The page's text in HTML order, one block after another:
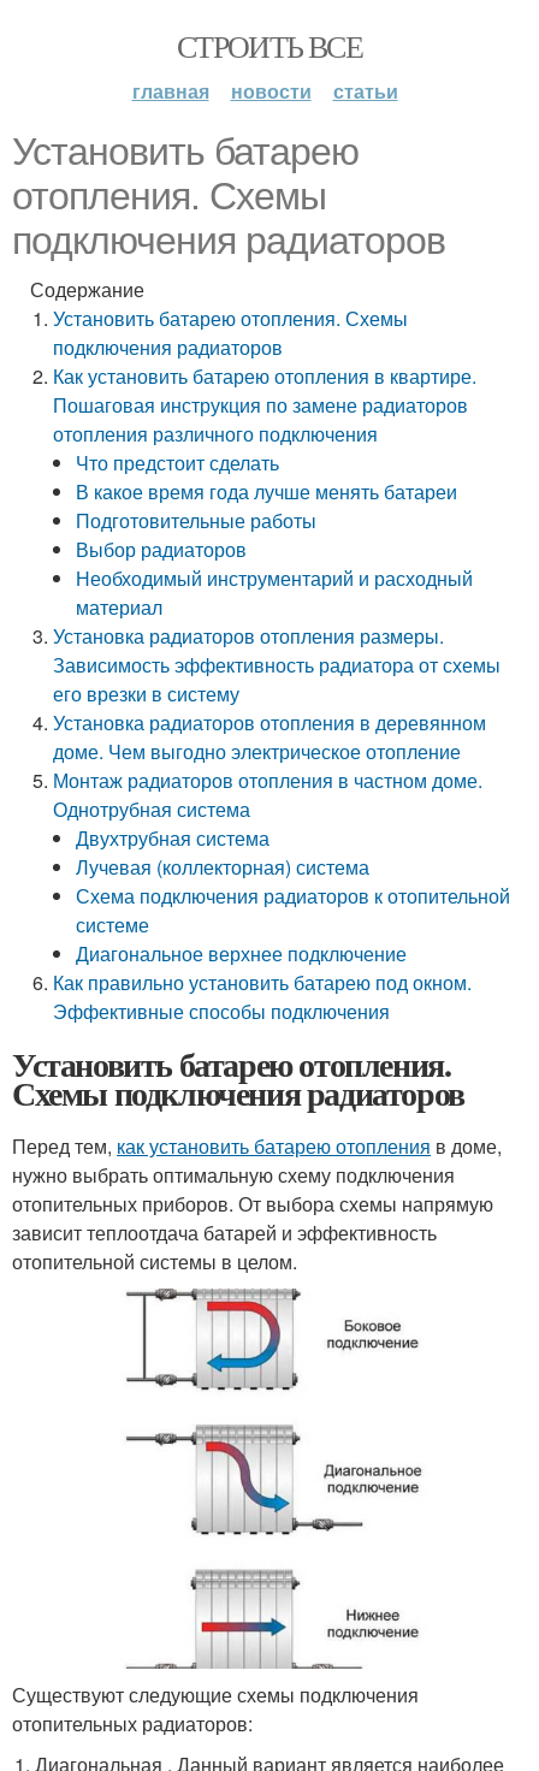
СТРОИТЬ ВСЕ
главная новости статьи
Установить батарею
отопления. Схемы
подключения радиаторов
Содержание
Установить батарею отопления. Схемы
подключения радиаторов
Как установить батарею отопления в квартире.
Пошаговая инструкция по замене радиаторов
отопления различного подключения
Что предстоит сделать
В какое время года лучше менять батареи
Подготовительные работы
Выбор радиаторов
Необходимый инструментарий и расходный
материал
Установка радиаторов отопления размеры.
Зависимость эффективность радиатора от схемы
его врезки в систему
Установка радиаторов отопления в деревянном
доме. Чем выгодно электрическое отопление
Монтаж радиаторов отопления в частном доме.
Однотрубная система
Двухтрубная система
Лучевая (коллекторная) система
Схема подключения радиаторов к отопительной
системе
Диагональное верхнее подключение
Как правильно установить батарею под окном.
Эффективные способы подключения
Установить батарею отопления.
Схемы подключения радиаторов
Перед тем, как установить батарею отопления в доме,
нужно выбрать оптимальную схему подключения
отопительных приборов. От выбора схемы напрямую
зависит теплоотдача батарей и эффективность
отопительной системы в целом.
Существуют следующие схемы подключения
отопительных радиаторов:
Диагональная . Данный вариант является наиболее